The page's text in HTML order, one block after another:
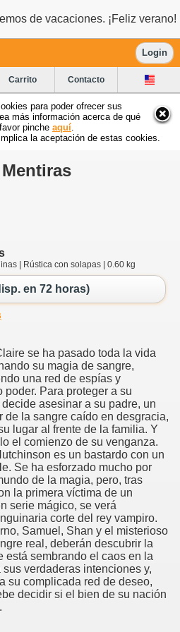
de vacaciones. ¡Feliz verano!
Login
Carrito Contacto
para poder ofrecer sus
más información acerca de qué
pinche aquí
la aceptación de estas cookies.
| Rústica con solapas | 0.60 kg
en 72 horas)
se ha pasado toda la vida
su magia de sangre,
una red de espías y
poder. Para proteger a su
decide asesinar a su padre, un
de la sangre caído en desgracia,
lugar al frente de la familia. Y
el comienzo de su venganza.
es un bastardo con un
Se ha esforzado mucho por
de la magia, pero, tras
la primera víctima de un
serie mágico, se verá
corte del rey vampiro.
Samuel, Shan y el misterioso
real, deberán descubrir la
está sembrando el caos en la
verdaderas intenciones y,
su complicada red de deseo,
decidir si el bien de su nación